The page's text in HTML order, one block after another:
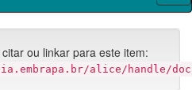
ou linkar para este item:
alice/handle/doc/